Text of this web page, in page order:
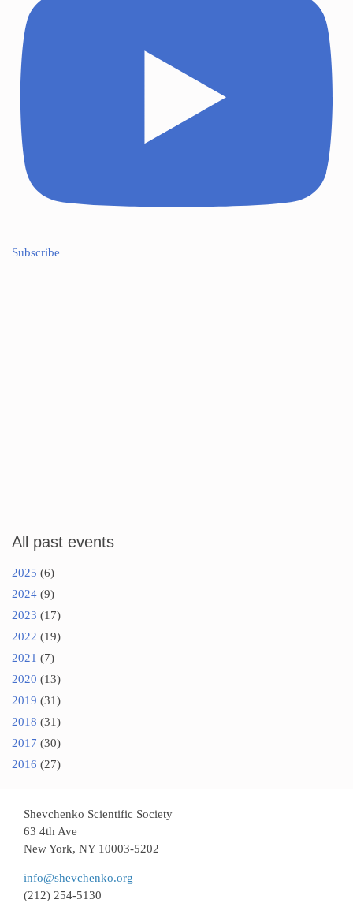
Subscribe
All past events
2025 (6)
2024 (9)
2023 (17)
2022 (19)
2021 (7)
2020 (13)
2019 (31)
2018 (31)
2017 (30)
2016 (27)
Shevchenko Scientific Society
63 4th Ave
New York, NY 10003-5202
info@shevchenko.org
(212) 254-5130